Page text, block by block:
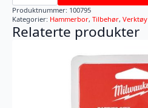
22X320MM
antall
Produktnummer: 100795
Kategorier: Hammerbor, Tilbehør, Verktøy
Relaterte produkter